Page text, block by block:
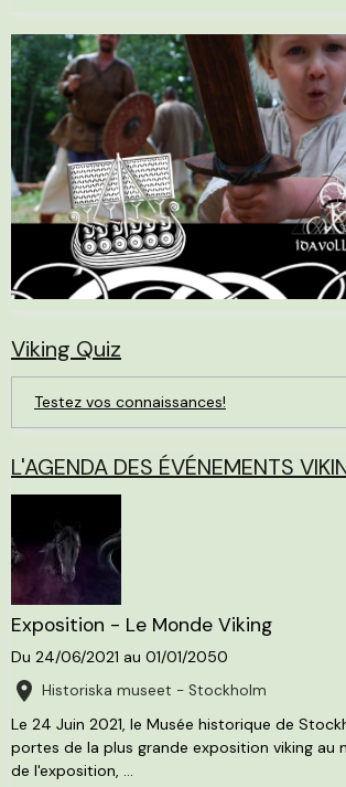
Viking Quiz
Testez vos connaissances!
L'AGENDA DES ÉVÉNEMENTS
Exposition - Le Monde Viking
Du 24/06/2021 au 01/01/2050
Historiska museet - Stockholm
Le 24 Juin 2021, le Musée historique de
portes de la plus grande exposition viking
de l'exposition, ...